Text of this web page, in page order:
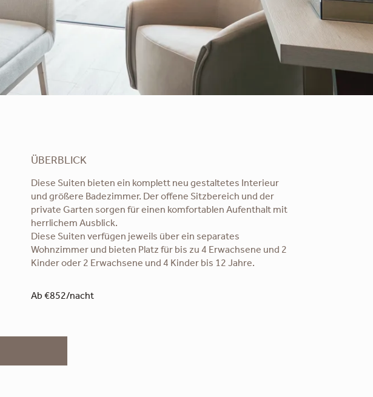
ÜBERBLICK
Diese Suiten bieten ein komplett neu gestaltetes Interieur
und größere Badezimmer. Der offene Sitzbereich und der
private Garten sorgen für einen komfortablen Aufenthalt mit
herrlichem Ausblick.
Diese Suiten verfügen jeweils über ein separates
Wohnzimmer und bieten Platz für bis zu 4 Erwachsene und 2
Kinder oder 2 Erwachsene und 4 Kinder bis 12 Jahre.
Ab €852/nacht